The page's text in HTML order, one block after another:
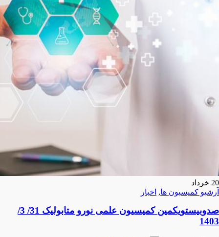
20 خرداد
آرشیو کمیسیون ها, اخبار
صدوبیستویکمین کمیسیون علمی نورو متابولیک 31/ 3/
1403